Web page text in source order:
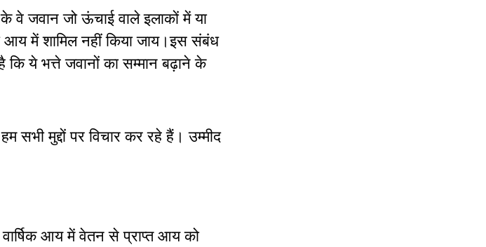
वे जवान जो ऊंचाई वाले इलाकों में या
आय में शामिल नहीं किया जाय।इस संबंध
ये भत्ते जवानों का सम्मान बढ़ाने के
सभी मुद्दों पर विचार कर रहे हैं। उम्मीद
आय में वेतन से प्राप्त आय को